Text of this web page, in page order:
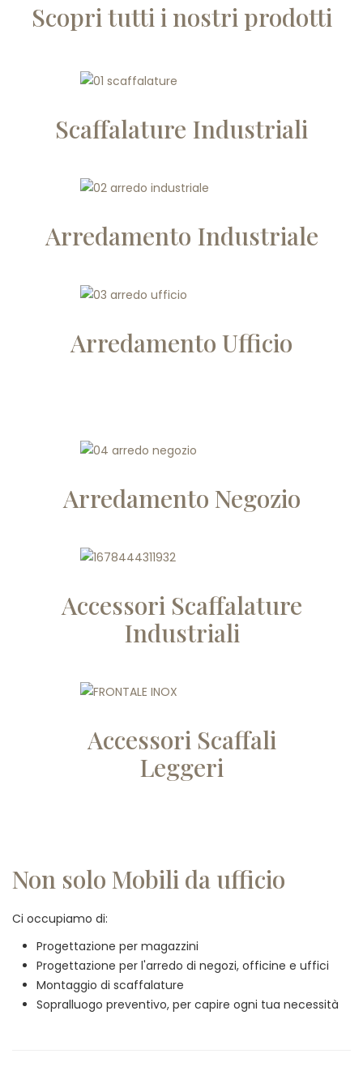
Scopri tutti i nostri prodotti
Scaffalature Industriali
Arredamento Industriale
Arredamento Ufficio
Arredamento Negozio
Accessori Scaffalature
Industriali
Accessori Scaffali
Leggeri
Non solo Mobili da ufficio
Ci occupiamo di:
Progettazione per magazzini
Progettazione per l'arredo di negozi, officine e uffici
Montaggio di scaffalature
Sopralluogo preventivo, per capire ogni tua necessità